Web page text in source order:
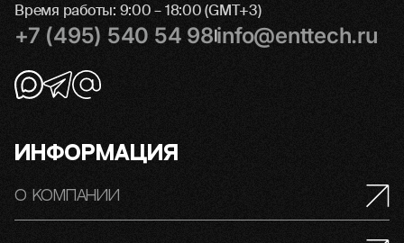
Время работы: 9:00 – 18:00 (GMT+3)
+7 (495) 540 54 98|info@enttech.ru
Информация
О компании